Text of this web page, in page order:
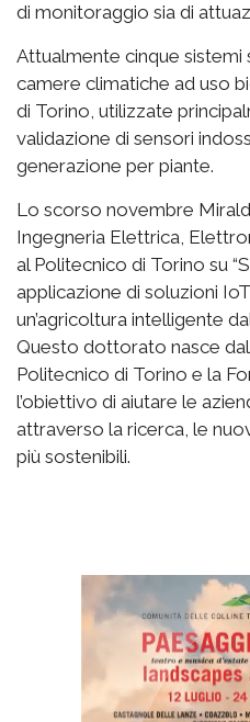
di monitoraggio sia di
Attualmente cinque
camere climatiche ad uso
di Torino, utilizzate
validazione di sensori
generazione per piante.
Lo scorso novembre
Ingegneria Elettrica,
al Politecnico di Torino su
applicazione di soluzioni
un’agricoltura intelligente
Questo dottorato nasce
Politecnico di Torino e la
l’obiettivo di aiutare le
attraverso la ricerca, le
più sostenibili.